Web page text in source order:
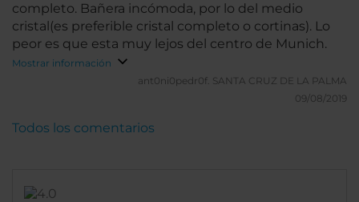
completo. Bañera incómoda, por lo del medio
cristal(es preferible cristal completo o cortinas). Lo
peor es que esta muy lejos del centro de Munich.
Mostrar información
ant0ni0pedr0f. SANTA CRUZ DE LA PALMA
09/08/2019
Todos los comentarios